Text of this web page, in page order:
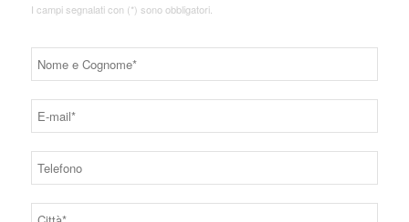
I campi segnalati con (*) sono obbligatori.